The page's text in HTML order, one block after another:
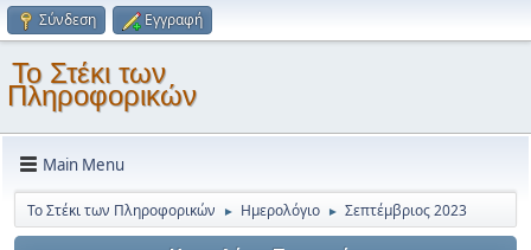
Σύνδεση Εγγραφή
Το Στέκι των
Πληροφορικών
Main Menu
Το Στέκι των Πληροφορικών ► Ημερολόγιο ► Σεπτέμβριος 2023